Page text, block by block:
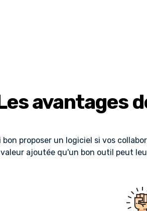
avantages
bon proposer un logiciel si vos
valeur ajoutée qu'un bon outil peut